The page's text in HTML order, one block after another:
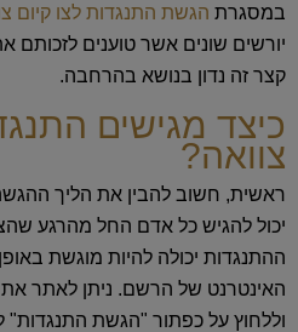
במסגרת הגשת התנגדות לצו קיום
יורשים שונים אשר טוענים
קצר זה נדון בנושא בהרחבה.
כיצד מגישים
צוואה?
ראשית, חשוב להבין את הליך
יכול להגיש כל אדם החל מהרגע
ההתנגדות יכולה להיות מוגשת
האינטרנט של הרשם. ניתן לאתר
וללחוץ על כפתור "הגשת